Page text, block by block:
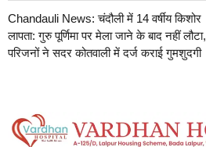
Chandauli News: चंदौली में 14 वर्षीय किशोर
लापता: गुरु पूर्णिमा पर मेला जाने के बाद नहीं लौटा,
परिजनों ने सदर कोतवाली में दर्ज कराई गुमशुदगी